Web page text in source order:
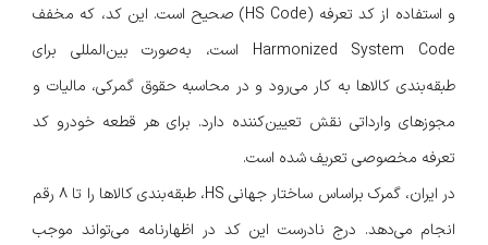
و استفاده از کد تعرفه (HS Code) صحیح است. این کد، که مخفف
Harmonized System Code است، به‌صورت بین‌المللی برای
طبقه‌بندی کالاها به کار می‌رود و در محاسبه حقوق گمرکی، مالیات و
مجوزهای وارداتی نقش تعیین‌کننده دارد. برای هر قطعه خودرو کد
تعرفه مخصوصی تعریف شده است.
در ایران، گمرک براساس ساختار جهانی HS، طبقه‌بندی کالاها را تا ۸ رقم
انجام می‌دهد. درج نادرست این کد در اظهارنامه می‌تواند موجب